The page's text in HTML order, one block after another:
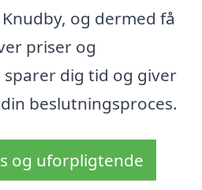
og dermed få
priser og
dig tid og giver
beslutningsproces.
og uforpligtende